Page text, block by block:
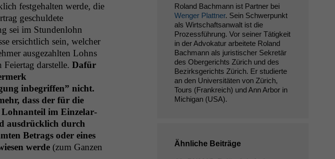
fest­ge­hal­ten werde, die
geschuldete
sei im Stun­den­lohn
ersichtlich sein, welch­er
aus­gezahlten Lohns
darstelle. Dafür
inbe­grif­f­en” nicht.
dass der für die
Lohnan­teil im Einze­lar­
aus­drück­lich durch
Betrags oder eines
werde(zum Ganzen
Roland Bachmann ist Partner bei
Wenger Plattner. Sein Schwerpunkt
als Wirtschaftsanwalt ist die
Prozessführung. Vor seiner Tätigkeit
in der Advokatur arbeitete Roland
Bachmann als juristischer Sekretär
des Obergerichts Zürich und des
Bezirksgerichts Zürich. Er studierte
an den Universitäten von Zürich,
Tours (Frankreich) und Ann Arbor in
Michigan (USA).
Ähnliche Beiträge